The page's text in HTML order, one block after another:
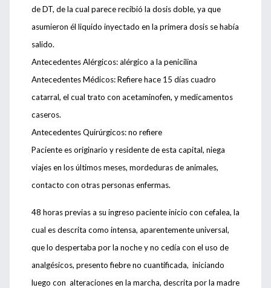
de DT, de la cual parece recibió la dosis doble, ya que
asumieron él liquido inyectado en la primera dosis se había
salido.
Antecedentes Alérgicos: alérgico a la penicilina
Antecedentes Médicos: Refiere hace 15 días cuadro
catarral, el cual trato con acetaminofen, y medicamentos
caseros.
Antecedentes Quirúrgicos: no refiere
Paciente es originario y residente de esta capital, niega
viajes en los últimos meses, mordeduras de animales,
contacto con otras personas enfermas.
48 horas previas a su ingreso paciente inicio con cefalea, la
cual es descrita como intensa, aparentemente universal,
que lo despertaba por la noche y no cedía con el uso de
analgésicos, presento fiebre no cuantificada, iniciando
luego con alteraciones en la marcha, descrita por la madre